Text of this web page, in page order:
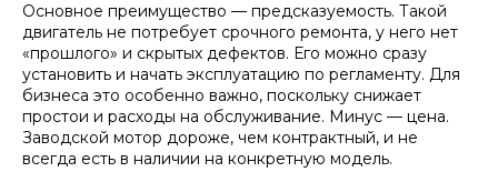
Основное преимущество — предсказуемость. Такой
двигатель не потребует срочного ремонта, у него нет
«прошлого» и скрытых дефектов. Его можно сразу
установить и начать эксплуатацию по регламенту. Для
бизнеса это особенно важно, поскольку снижает
простои и расходы на обслуживание. Минус — цена.
Заводской мотор дороже, чем контрактный, и не
всегда есть в наличии на конкретную модель.